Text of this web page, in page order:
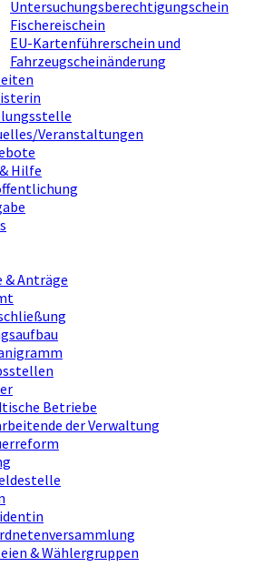
Untersuchungsberechtigungschein
Fischereischein
EU-Kartenführerschein und
Fahrzeugscheinänderung
Veranstaltungen
Hilfe
& Anträge
Betriebe
der Verwaltung
& Wählergruppen